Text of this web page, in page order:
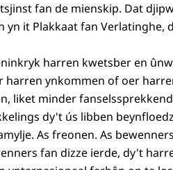
fan de mienskip. Dat
yn it Plakkaat fan Verlatinghe,
harren kwetsber en
harren ynkommen of oer
liket minder
dy't ús libben
As freonen. As
fan dizze ierde, dy't